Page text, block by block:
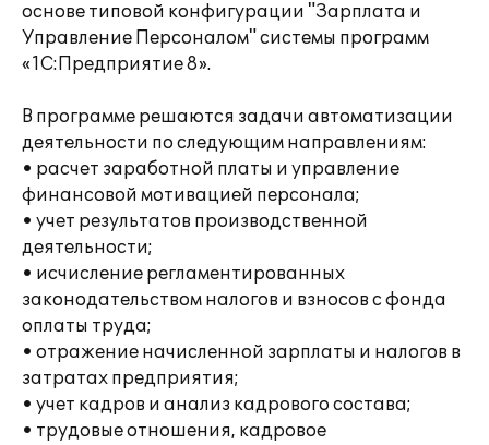
основе типовой конфигурации "Зарплата и
Управление Персоналом" системы программ
«1С:Предприятие 8».
В программе решаются задачи автоматизации
деятельности по следующим направлениям:
• расчет заработной платы и управление
финансовой мотивацией персонала;
• учет результатов производственной
деятельности;
• исчисление регламентированных
законодательством налогов и взносов с фонда
оплаты труда;
• отражение начисленной зарплаты и налогов в
затратах предприятия;
• учет кадров и анализ кадрового состава;
• трудовые отношения, кадровое